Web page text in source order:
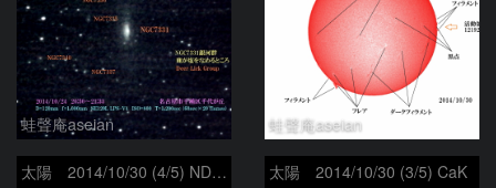
蛙聲庵aseian 蛙聲庵aseian
太陽 2014/10/30 (4/5) ND 巨大黒点のウイルソン効果 太陽 2014/10/30 (3/5) CaK